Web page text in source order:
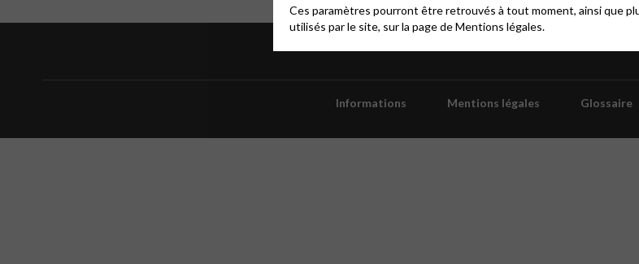
Informations Mentions légales Glossaire
Ces paramètres pourront être retrouvés à tout moment, ainsi que
utilisés par le site, sur la page deMentions légales.